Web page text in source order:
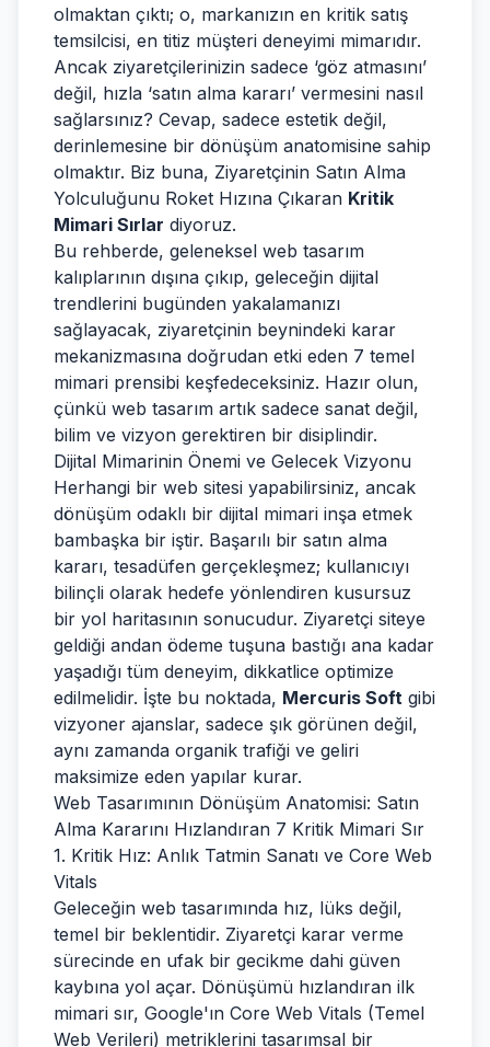
olmaktan çıktı; o, markanızın en kritik satış
temsilcisi, en titiz müşteri deneyimi mimarıdır.
Ancak ziyaretçilerinizin sadece ‘göz atmasını’
değil, hızla ‘satın alma kararı’ vermesini nasıl
sağlarsınız? Cevap, sadece estetik değil,
derinlemesine bir dönüşüm anatomisine sahip
olmaktır. Biz buna, Ziyaretçinin Satın Alma
Yolculuğunu Roket Hızına Çıkaran Kritik
Mimari Sırlar diyoruz.
Bu rehberde, geleneksel web tasarım
kalıplarının dışına çıkıp, geleceğin dijital
trendlerini bugünden yakalamanızı
sağlayacak, ziyaretçinin beynindeki karar
mekanizmasına doğrudan etki eden 7 temel
mimari prensibi keşfedeceksiniz. Hazır olun,
çünkü web tasarım artık sadece sanat değil,
bilim ve vizyon gerektiren bir disiplindir.
Dijital Mimarinin Önemi ve Gelecek Vizyonu
Herhangi bir web sitesi yapabilirsiniz, ancak
dönüşüm odaklı bir dijital mimari inşa etmek
bambaşka bir iştir. Başarılı bir satın alma
kararı, tesadüfen gerçekleşmez; kullanıcıyı
bilinçli olarak hedefe yönlendiren kusursuz
bir yol haritasının sonucudur. Ziyaretçi siteye
geldiği andan ödeme tuşuna bastığı ana kadar
yaşadığı tüm deneyim, dikkatlice optimize
edilmelidir. İşte bu noktada, Mercuris Soft gibi
vizyoner ajanslar, sadece şık görünen değil,
aynı zamanda organik trafiği ve geliri
maksimize eden yapılar kurar.
Web Tasarımının Dönüşüm Anatomisi: Satın
Alma Kararını Hızlandıran 7 Kritik Mimari Sır
1. Kritik Hız: Anlık Tatmin Sanatı ve Core Web
Vitals
Geleceğin web tasarımında hız, lüks değil,
temel bir beklentidir. Ziyaretçi karar verme
sürecinde en ufak bir gecikme dahi güven
kaybına yol açar. Dönüşümü hızlandıran ilk
mimari sır, Google'ın Core Web Vitals (Temel
Web Verileri) metriklerini tasarımsal bir